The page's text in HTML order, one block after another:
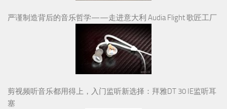
严谨制造背后的音乐哲学——走进意大利 Audia Flight 歌匠工厂
剪视频听音乐都用得上，入门监听新选择：拜雅DT 30 IE监听耳
塞